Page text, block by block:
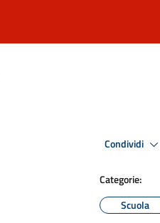
Condividi
Categorie:
Scuola